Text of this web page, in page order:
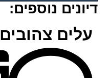
דיונים נוספים:
עלים צהובים